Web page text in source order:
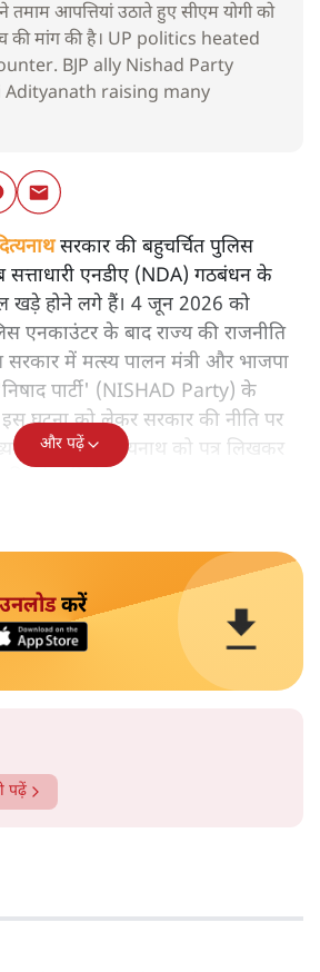
ने तमाम आपत्तियां उठाते हुए सीएम योगी को
की मांग की है। UP politics heated
BJP ally Nishad Party
Adityanath raising many
सरकार की बहुचर्चित पुलिस
सत्ताधारी एनडीए (NDA) गठबंधन के
खड़े होने लगे हैं। 4 जून 2026 को
एनकाउंटर के बाद राज्य की राजनीति
सरकार में मत्स्य पालन मंत्री और भाजपा
पार्टी' (NISHAD Party) के
घटना को लेकर सरकार की नीति पर
योगी आदित्यनाथ को पत्र लिखकर
मांग की है।
और पढ़ें
करें
पढ़ें